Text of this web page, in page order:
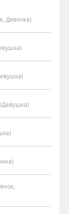
Девочка)
(девушка)